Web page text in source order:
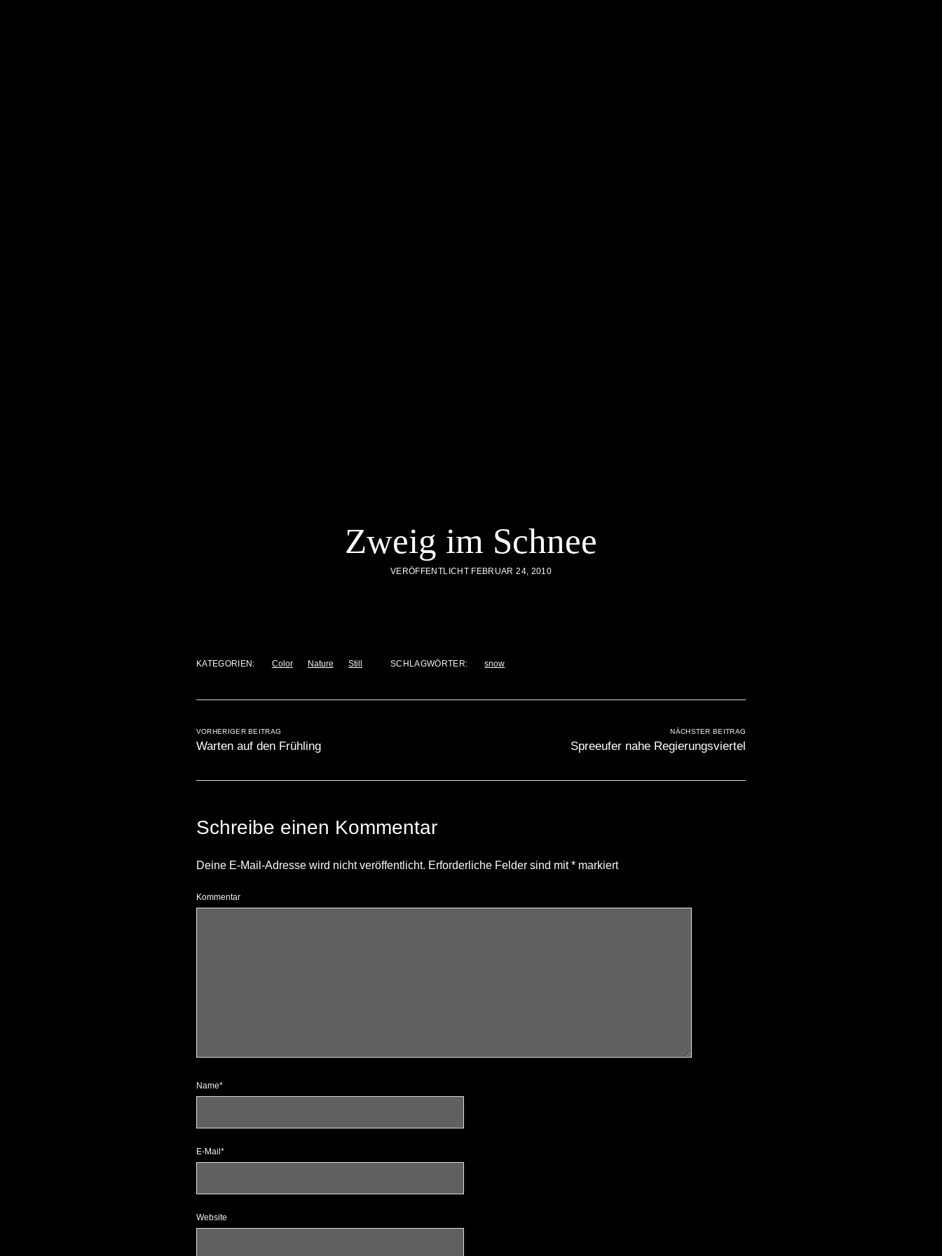
Zweig im Schnee
VERÖFFENTLICHT FEBRUAR 24, 2010
KATEGORIEN: Color Nature Still SCHLAGWÖRTER: snow
VORHERIGER BEITRAG
Warten auf den Frühling
NÄCHSTER BEITRAG
Spreeufer nahe Regierungsviertel
Schreibe einen Kommentar
Deine E-Mail-Adresse wird nicht veröffentlicht. Erforderliche Felder sind mit*markiert
Kommentar
Name*
E-Mail*
Website